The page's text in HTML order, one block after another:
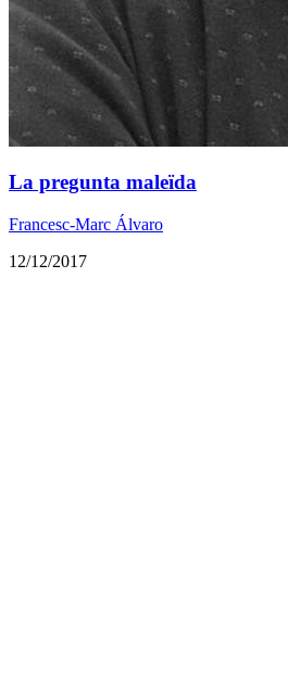
La pregunta maleïda
Francesc-Marc Álvaro
12/12/2017